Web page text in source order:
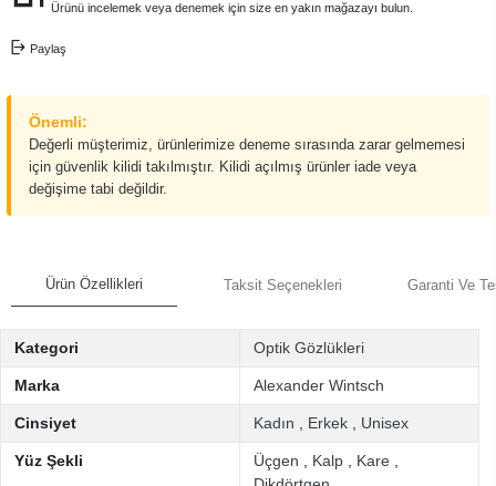
Ürünü incelemek veya denemek için size en yakın mağazayı bulun.
Paylaş
Önemli:
Değerli müşterimiz, ürünlerimize deneme sırasında zarar gelmemesi
için güvenlik kilidi takılmıştır. Kilidi açılmış ürünler iade veya
değişime tabi değildir.
Ürün Özellikleri Taksit Seçenekleri Garanti Ve
Kategori Optik Gözlükleri
Marka Alexander Wintsch
Cinsiyet Kadın Erkek Unisex
Yüz Şekli Üçgen Kalp Kare